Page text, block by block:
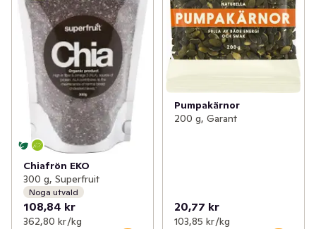
Chiafrön EKO
300 g, Superfruit
Noga utvald
108,84 kr
362,80 kr /kg
Pumpakärnor
200 g, Garant
20,77 kr
103,85 kr /kg